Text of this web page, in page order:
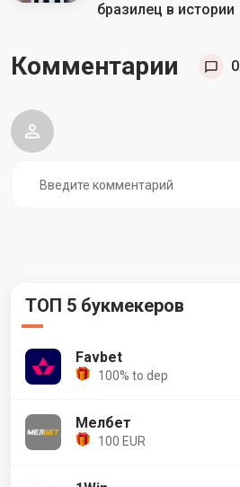
бразилец в истории
Комментарии 0
ТОП 5 букмекеров
Favbet
100% to dep
Мелбет
100 EUR